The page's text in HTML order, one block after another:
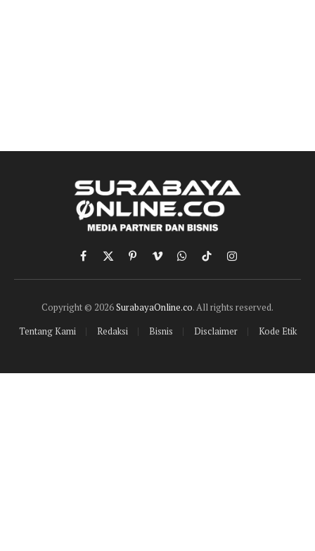
Facebook
X
(Twitter)
PinterestVimeoWhatsApp
TikTokInstagram
Copyright © 2026SurabayaOnline.co. All rights reserved.
Tentang Kami
Redaksi Bisnis Disclaimer Kode Etik